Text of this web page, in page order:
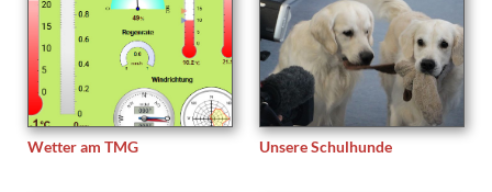
Wetter am TMG Unsere Schulhunde